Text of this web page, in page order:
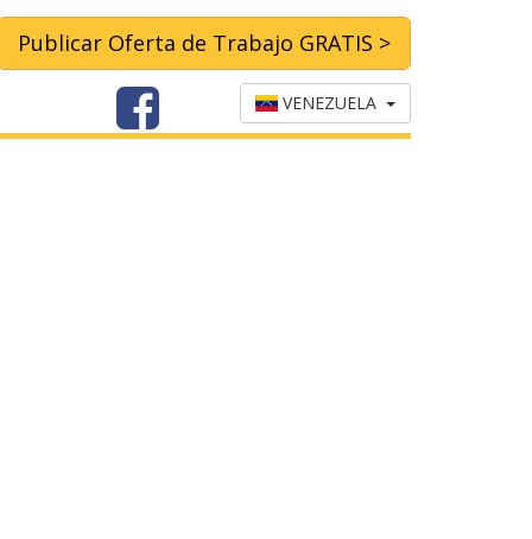
Publicar Oferta de Trabajo GRATIS >
VENEZUELA